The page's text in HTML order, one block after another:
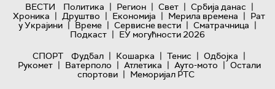
ВЕСТИ Политика | Регион | Свет | Србија данас |
Хроника | Друштво | Економија | Мерила времена | Рат
у Украјини | Време | Сервисне вести | Сматрачница |
Подкаст | ЕУ могућности 2026
СПОРТ
Фудбал | Кошарка | Тенис | Одбојка |
Рукомет | Ватерполо | Атлетика | Ауто-мото | Остали
спортови | Меморијал РТС